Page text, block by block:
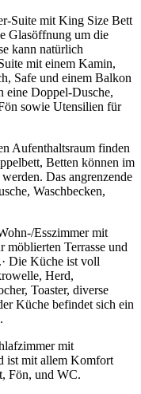
Suite mit King Size Bett
Glasöffnung um die
kann natürlich
mit einem Kamin,
Safe und einem Balkon
eine Doppel-Dusche,
sowie Utensilien für
Aufenthaltsraum finden
Betten können im
Das angrenzende
Waschbecken,
Esszimmer mit
Terrasse und
Die Küche ist voll
Herd,
Toaster, diverse
Küche befindet sich ein
mit
ist mit allem Komfort
Fön, und WC.